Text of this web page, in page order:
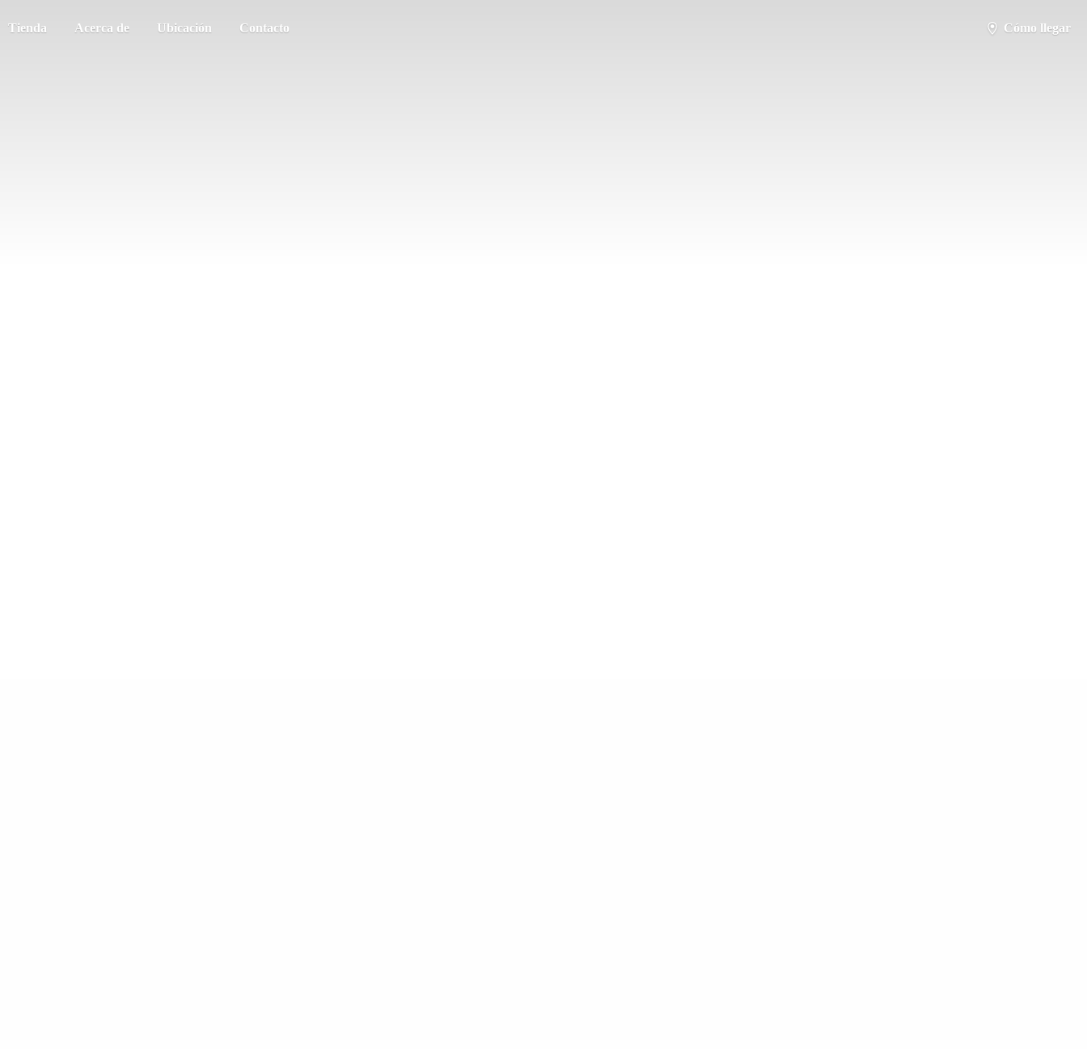
Tienda Acerca de Ubicación Contacto Cómo llegar